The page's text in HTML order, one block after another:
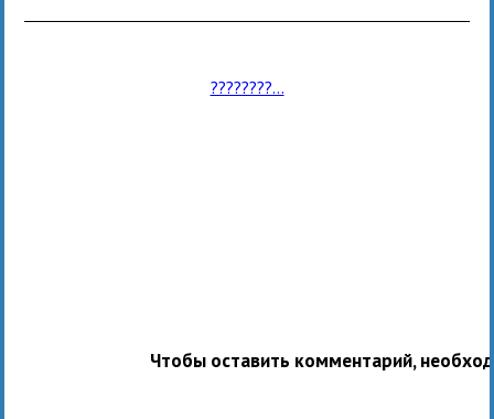
????????...
Чтобы оставить комментарий,